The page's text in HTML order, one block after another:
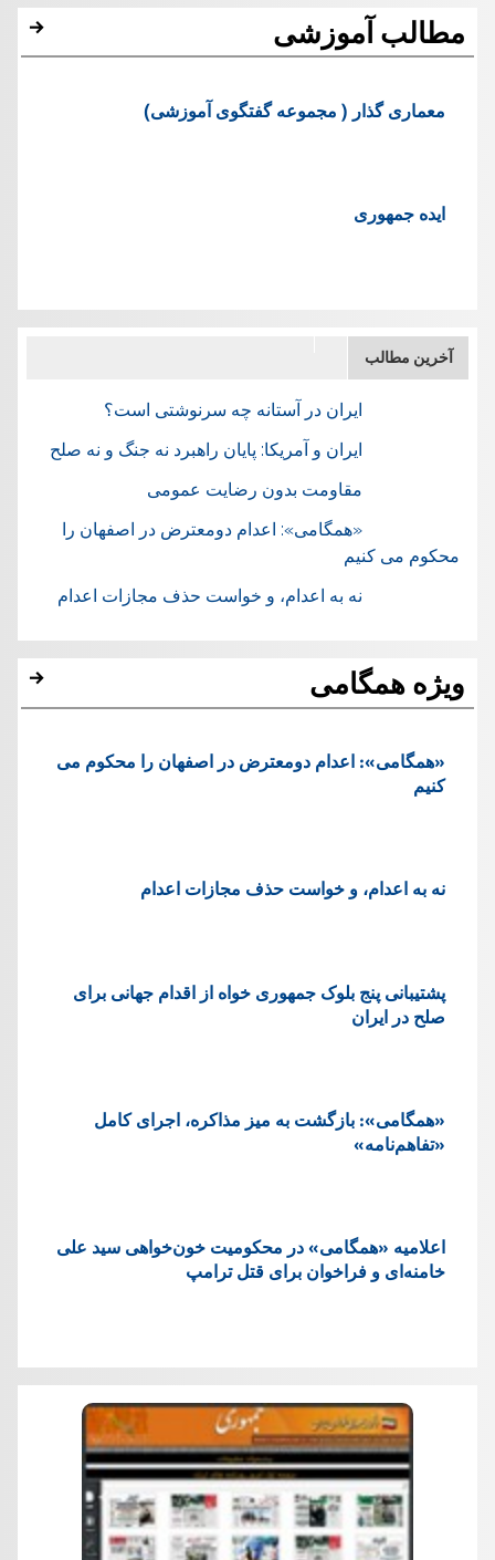
مطالب آموزشی
معماری گذار ( مجموعه گفتگوی آموزشی)
ایده جمهوری
آخرین مطالب
ایران در آستانه چه سرنوشتی است؟
ایران و آمریکا: پایان راهبرد نه جنگ و نه صلح
مقاومت بدون رضایت عمومی
«همگامی»: اعدام دومعترض در اصفهان را
محکوم می کنیم
نه به اعدام، و خواست حذف مجازات اعدام
ویژه همگامی
«همگامی»: اعدام دومعترض در اصفهان را محکوم می
کنیم
نه به اعدام، و خواست حذف مجازات اعدام
پشتيبانی پنج بلوک جمهوری خواه از اقدام جهانی برای
صلح در ایران
«همگامی»: بازگشت به میز مذاکره، اجرای کامل
«تفاهم‌نامه»
اعلامیه «همگامی» در محکومیت خون‌خواهی سید علی
خامنه‌ای و فراخوان برای قتل ترامپ